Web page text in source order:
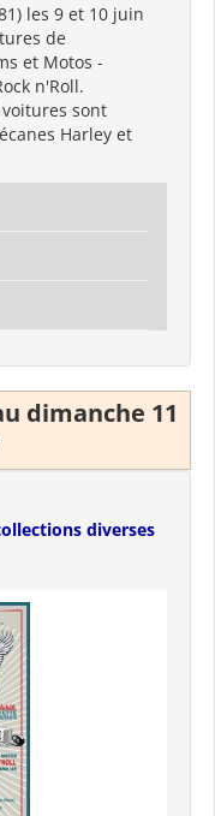
les 9 et 10 juin
de
et Motos -
n'Roll.
voitures sont
Harley et
dimanche 11
diverses